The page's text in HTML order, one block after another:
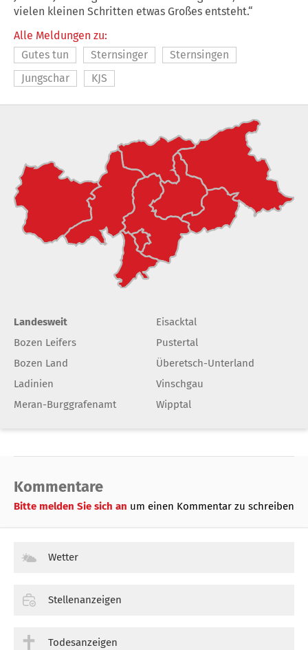
vielen kleinen Schritten etwas Großes entsteht.“
Alle Meldungen zu:
Gutes tun
Sternsinger
Sternsingen
Jungschar
KJS
Landesweit
Bozen Leifers
Bozen Land
Ladinien
Meran-Burggrafenamt
Eisacktal
Pustertal
Überetsch-Unterland
Vinschgau
Wipptal
Kommentare
Bitte melden Sie sich an um einen Kommentar zu schreiben
Wetter
Stellenanzeigen
Todesanzeigen